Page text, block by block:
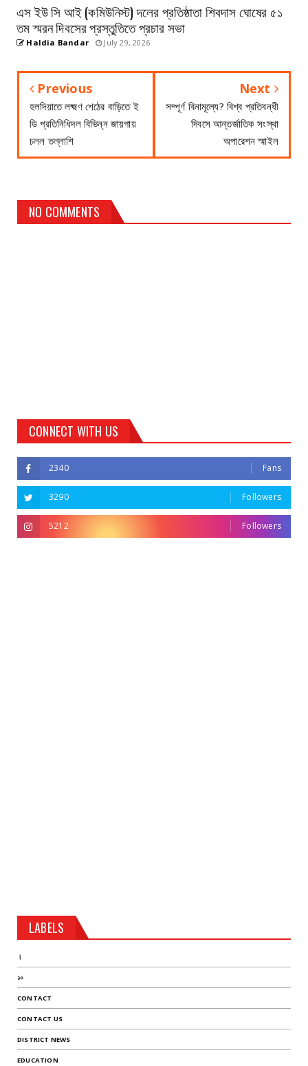
এস ইউ সি আই (কমিউনিস্ট) দলের প্রতিষ্ঠাতা শিবদাস ঘোষের ৫১
তম স্মরন দিবসের প্রস্তুতিতে প্রচার সভা
Haldia Bandar July 29, 2026
Previous
হলদিয়াতে লক্ষ্মণ শেঠের বাড়িতে ই
ডি প্রতিনিধিদল বিভিন্ন জায়গায়
চলল তল্লাশি
Next
সম্পূর্ণ বিনামূল্যে? বিশ্ব প্রতিবন্ধী
দিবসে আন্তর্জাতিক সংস্থা
অপারেশন স্মাইল
NO COMMENTS
CONNECT WITH US
2340 Fans
3290 Followers
5212 Followers
LABELS
।
১০
CONTACT
CONTACT US
DISTRICT NEWS
EDUCATION